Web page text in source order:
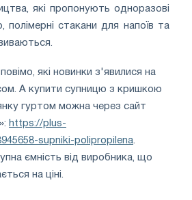
які пропонують одноразові
полімерні стакани для напоїв та
які новинки з'явилися на
А купити супницю з кришкою
гуртом можна через сайт
https://plus-
supniki-polipropilena
ємність від виробника, що
на ціні.